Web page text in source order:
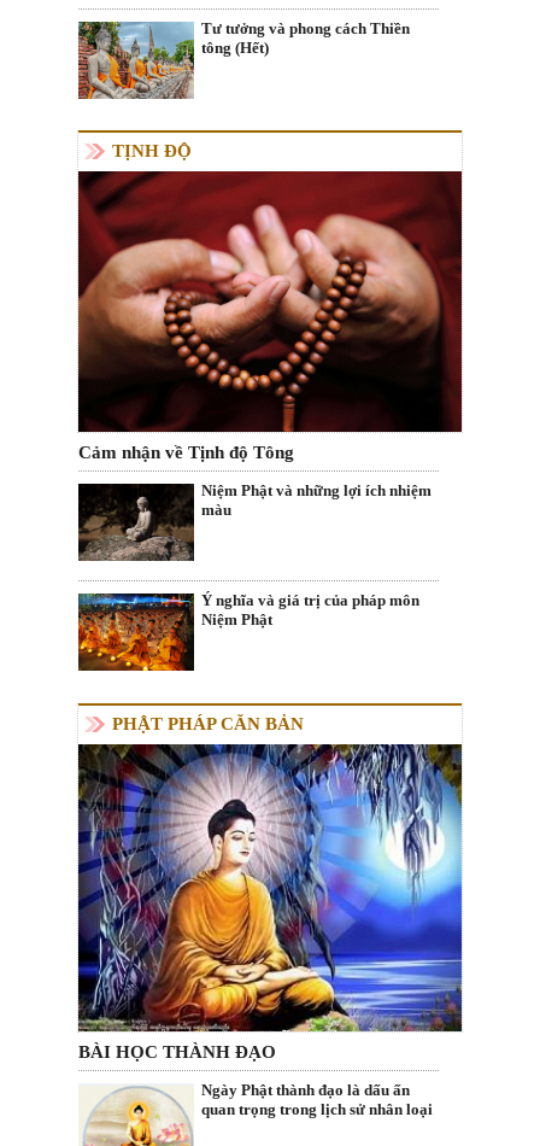
Tư tưởng và phong cách Thiền
tông (Hết)
TỊNH ĐỘ
Cảm nhận về Tịnh độ Tông
Niệm Phật và những lợi ích nhiệm
màu
Ý nghĩa và giá trị của pháp môn
Niệm Phật
PHẬT PHÁP CĂN BẢN
BÀI HỌC THÀNH ĐẠO
Ngày Phật thành đạo là dấu ấn
quan trọng trong lịch sử nhân loại